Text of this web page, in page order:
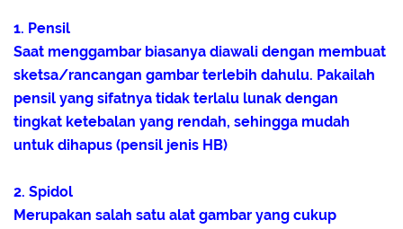
1. Pensil
Saat menggambar biasanya diawali dengan membuat
sketsa/rancangan gambar terlebih dahulu. Pakailah
pensil yang sifatnya tidak terlalu lunak dengan
tingkat ketebalan yang rendah, sehingga mudah
untuk dihapus (pensil jenis HB)
2. Spidol
Merupakan salah satu alat gambar yang cukup